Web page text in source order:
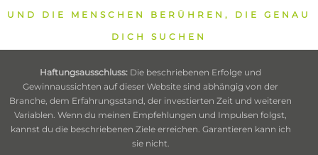
UND DIE MENSCHEN BERÜHREN, DIE GENAU
DICH SUCHEN
Haftungsausschluss: Die beschriebenen Erfolge und
Gewinnaussichten auf dieser Website sind abhängig von der
Branche, dem Erfahrungsstand, der investierten Zeit und weiteren
Variablen. Wenn du meinen Empfehlungen und Impulsen folgst,
kannst du die beschriebenen Ziele erreichen. Garantieren kann ich
sie nicht.